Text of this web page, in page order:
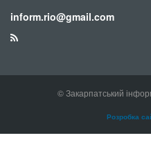
inform.rio@gmail.com
© Закарпатський
Розробка